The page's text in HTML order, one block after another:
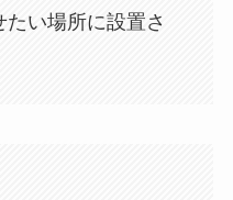
い場所に設置さ